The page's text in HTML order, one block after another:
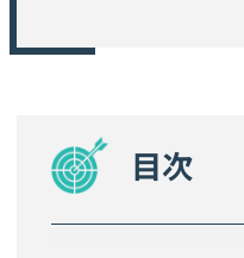
目次